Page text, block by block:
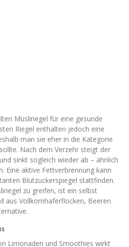
Müsliriegel für eine gesunde
Riegel enthalten jedoch eine
man sie eher in die Kategorie
Nach dem Verzehr steigt der
sinkt sogleich wieder ab – ähnlich
Eine aktive Fettverbrennung kann
Blutzuckerspiegel stattfinden.
zu greifen, ist ein selbst
aus Vollkornhaferflocken, Beeren
Limonaden und Smoothies wirkt